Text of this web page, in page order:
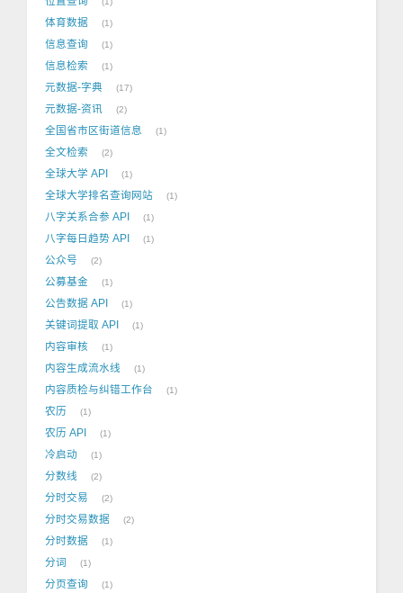
体育数据 1
信息查询 1
信息检索 1
元数据-字典 17
元数据-资讯 2
全国省市区街道信息 1
全文检索 2
全球大学 API 1
全球大学排名查询网站 1
八字关系合参 API 1
八字每日趋势 API 1
公众号 2
公募基金 1
公告数据 API 1
关键词提取 API 1
内容审核 1
内容生成流水线 1
内容质检与纠错工作台 1
农历 1
农历 API 1
冷启动 1
分数线 2
分时交易 2
分时交易数据 2
分时数据 1
分词 1
分页查询 1